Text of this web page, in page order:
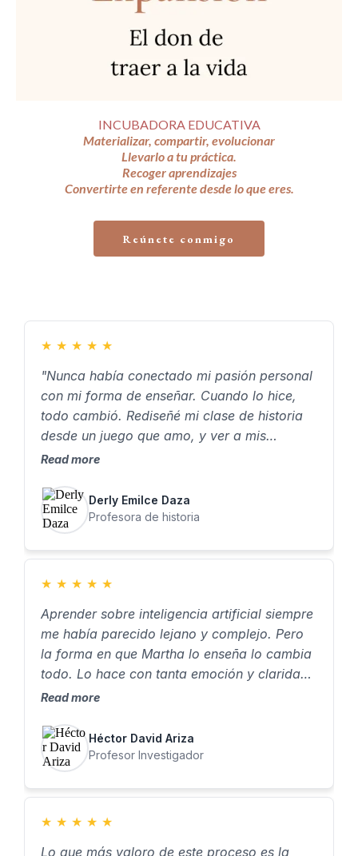
INCUBADORA EDUCATIVA
Materializar, compartir, evolucionar
Llevarlo a tu práctica.
Recoger aprendizajes
Convertirte en referente desde lo que eres.
Reúnete conmigo
★ ★ ★ ★ ★
"Nunca había conectado mi pasión personal
con mi forma de enseñar. Cuando lo hice,
todo cambió. Rediseñé mi clase de historia
desde un juego que amo, y ver a mis
estudiantes emocionados, participando y
enseñar desde lo que somos."
Read more
Derly Emilce Daza
Profesora de historia
★ ★ ★ ★ ★
Aprender sobre inteligencia artificial siempre
me había parecido lejano y complejo. Pero
la forma en que Martha lo enseña lo cambia
todo. Lo hace con tanta emoción y claridad,
que dan ganas de aprender, de probar, de
con IA no fue solo una habilidad nueva… fue
algo que realmente me cambió la vida."
Read more
Héctor David Ariza
Profesor Investigador
★ ★ ★ ★ ★
Lo que más valoro de este proceso es la